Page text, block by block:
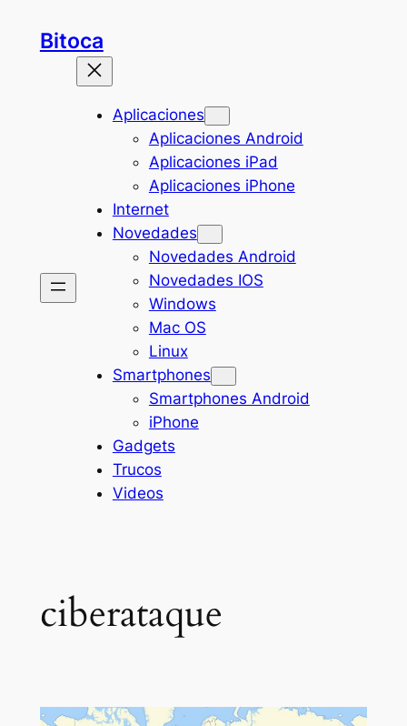
Bitoca
Aplicaciones
Aplicaciones Android
Aplicaciones iPad
Aplicaciones iPhone
Internet
Novedades
Novedades Android
Novedades IOS
Windows
Mac OS
Linux
Smartphones
Smartphones Android
iPhone
Gadgets
Trucos
Videos
ciberataque